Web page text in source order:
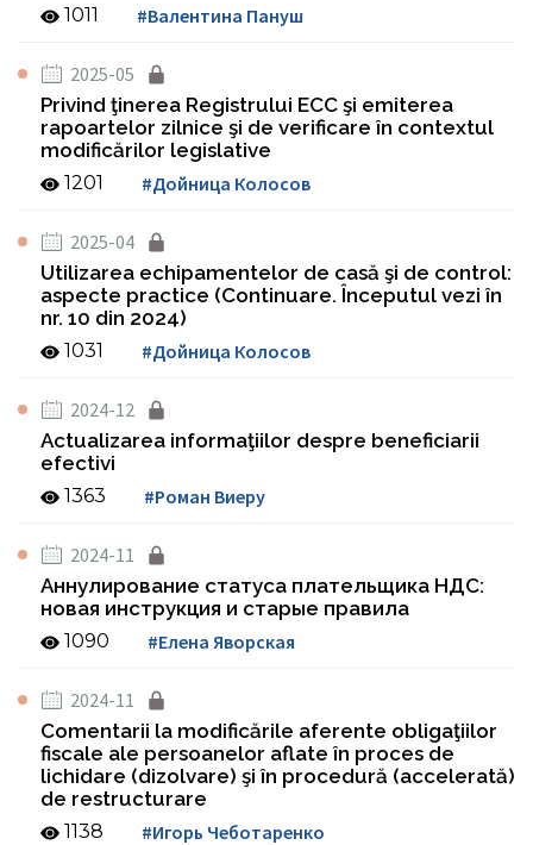
1011 #Валентина Пануш
2025-05
Privind ţinerea Registrului ECC şi emiterea
rapoartelor zilnice şi de verificare în contextul
modificărilor legislative
1201 #Дойница Колосов
2025-04
Utilizarea echipamentelor de casă şi de control:
aspecte practice (Continuare. Începutul vezi în
nr. 10 din 2024)
1031 #Дойница Колосов
2024-12
Actualizarea informaţiilor despre beneficiarii
efectivi
1363 #Роман Виеру
2024-11
Аннулирование статуса плательщика НДС:
новая инструкция и старые правила
1090 #Елена Яворская
2024-11
Comentarii la modificările aferente obligaţiilor
fiscale ale persoanelor aflate în proces de
lichidare (dizolvare) şi în procedură (accelerată)
de restructurare
1138 #Игорь Чеботаренко